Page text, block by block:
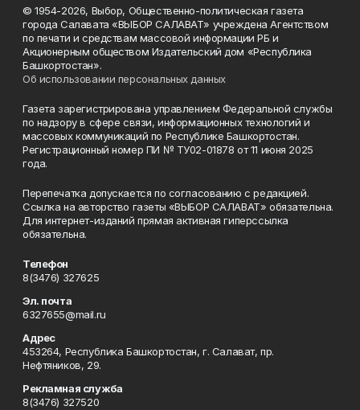
© 1954-2026, Выбор, Общественно-политическая газета
города Салавата «ВЫБОР САЛАВАТ» учреждена Агентством
по печати и средствам массовой информации РБ и
Акционерным обществом Издательский дом «Республика
Башкортостан».
Об использовании персональных данных
Газета зарегистрирована управлением Федеральной службы
по надзору в сфере связи, информационных технологий и
массовых коммуникаций по Республике Башкортостан.
Регистрационный номер ПИ № ТУ02-01878 от 11 июня 2025
года.
Перепечатка допускается по согласованию с редакцией.
Ссылка на авторство газеты «ВЫБОР САЛАВАТ» обязательна.
Для интернет-изданий прямая активная гиперссылка
обязательна.
Телефон
8(3476) 327625
Эл. почта
6327655@mail.ru
Адрес
453264, Республика Башкортостан, г. Салават, пр.
Нефтяников, 29.
Рекламная служба
8(3476) 327520